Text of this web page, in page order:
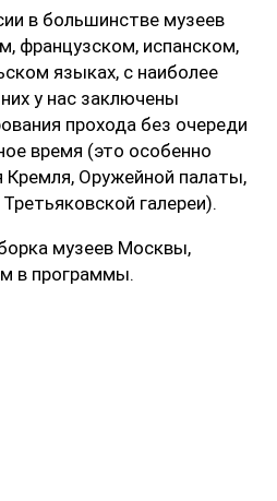
в большинстве музеев
французском, испанском,
языках, с наиболее
у нас заключены
прохода без очереди
время (это особенно
Оружейной палаты,
галереи).
музеев Москвы,
в программы.